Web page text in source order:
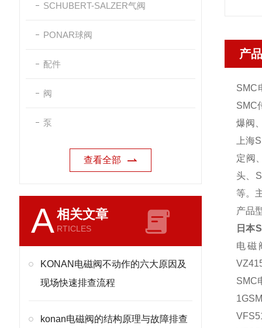
SCHUBERT-SALZER气阀
PONAR球阀
配件
阀
泵
查看全部
A相关文章
RTICLES
KONAN电磁阀不动作的六大原因及
现场快速排查流程
konan电磁阀的结构原理与故障排查
产
SMC
SMC
爆阀
上海
定阀
头、
等。
产品
日本
电磁
SMC